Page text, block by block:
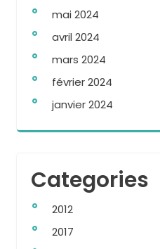
mai 2024
avril 2024
mars 2024
février 2024
janvier 2024
Categories
2012
2017